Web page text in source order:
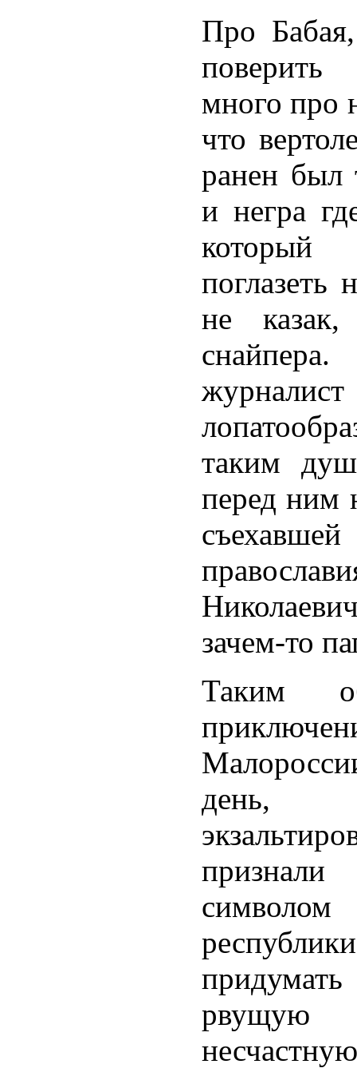
Про
много про
что
ранен был
и негра
поглазеть
не
таким
перед ним
зачем-то
Таким
день,
признали
рвущую